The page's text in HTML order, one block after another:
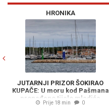
HRONIKA
JUTARNJI PRIZOR ŠOKIRAO
KUPAČE: U moru kod Pašmana
pronađeno tijelo mladića
Prije 18 min 0